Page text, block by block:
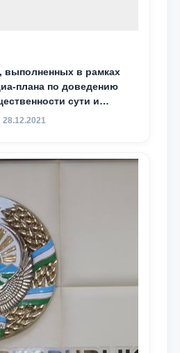
выполненных в рамках
плана по доведению
сути и
определённых в
Узбекистана
28.12.2021